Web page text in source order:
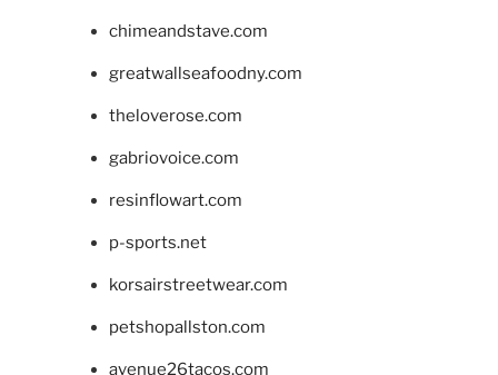
chimeandstave.com
greatwallseafoodny.com
theloverose.com
gabriovoice.com
resinflowart.com
p-sports.net
korsairstreetwear.com
petshopallston.com
avenue26tacos.com